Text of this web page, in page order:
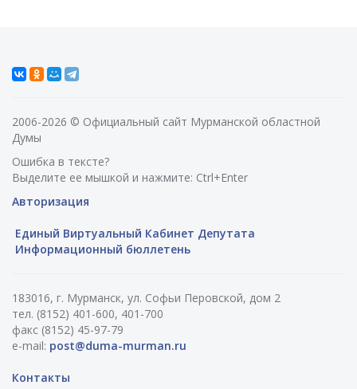
2006-2026 © Официальный сайт Мурманской областной
Думы
Ошибка в тексте?
Выделите ее мышкой и нажмите: Ctrl+Enter
Авторизация
Единый Виртуальный Кабинет Депутата
Информационный бюллетень
183016, г. Мурманск, ул. Софьи Перовской, дом 2
тел. (8152) 401-600, 401-700
факс (8152) 45-97-79
e-mail: post@duma-murman.ru
Контакты